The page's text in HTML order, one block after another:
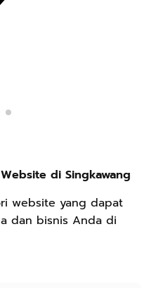
di Singkawang
website yang dapat
dan bisnis Anda di